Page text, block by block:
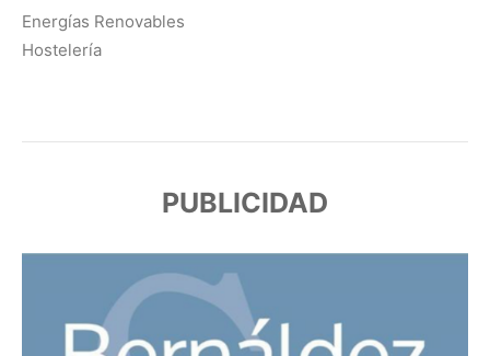
Energías Renovables
Hostelería
PUBLICIDAD